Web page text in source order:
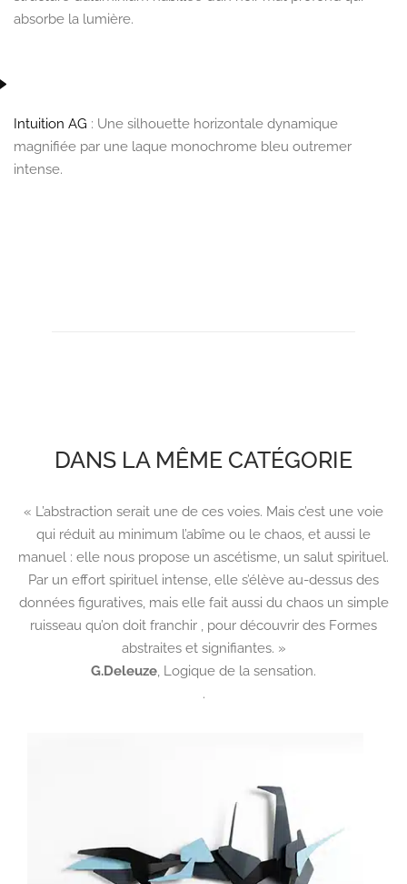
absorbe la lumière.
Intuition AG : Une silhouette horizontale dynamique
magnifiée par une laque monochrome bleu outremer
intense.
DANS LA MÊME CATÉGORIE
« L’abstraction serait une de ces voies. Mais c’est une voie
qui réduit au minimum l’abîme ou le chaos, et aussi le
manuel : elle nous propose un ascétisme, un salut spirituel.
Par un effort spirituel intense, elle s’élève au-dessus des
données figuratives, mais elle fait aussi du chaos un simple
ruisseau qu’on doit franchir , pour découvrir des Formes
abstraites et signifiantes. »
G.Deleuze, Logique de la sensation.
.